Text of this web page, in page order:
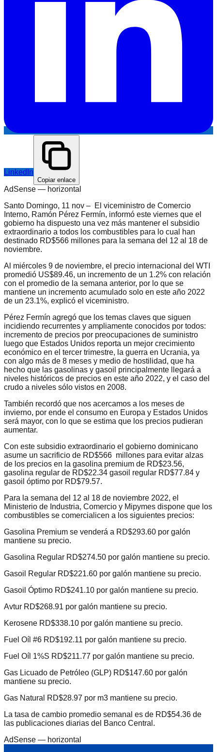
LinkedIn
Copiar enlace
AdSense — horizontal
Santo Domingo, 11 nov – El viceministro de Comercio
Interno, Ramón Pérez Fermín, informó este viernes que el
gobierno ha dispuesto una vez más mantener el subsidio
extraordinario a todos los combustibles para lo cual han
destinado RD$566 millones para la semana del 12 al 18 de
noviembre.
Al miércoles 9 de noviembre, el precio internacional del WTI
promedió US$89.46, un incremento de un 1.2% con relación
con el promedio de la semana anterior, por lo que se
mantiene un incremento acumulado solo en este año 2022
de un 23.1%, explicó el viceministro.
Pérez Fermín agregó que los temas claves que siguen
incidiendo recurrentes y ampliamente conocidos por todos:
incremento de precios por preocupaciones de suministro
luego que Estados Unidos reporta un mejor crecimiento
económico en el tercer trimestre, la guerra en Ucrania, ya
con algo más de 8 meses y medio de hostilidad, que ha
hecho que las gasolinas y gasoil principalmente llegará a
niveles históricos de precios en este año 2022, y el caso del
crudo a niveles sólo vistos en 2008.
También recordó que nos acercamos a los meses de
invierno, por ende el consumo en Europa y Estados Unidos
será mayor, con lo que se estima que los precios pudieran
aumentar.
Con este subsidio extraordinario el gobierno dominicano
asume un sacrificio de RD$566 millones para evitar alzas
de los precios en la gasolina premium de RD$23.56,
gasolina regular de RD$22.34 gasoil regular RD$77.84 y
gasoil óptimo por RD$79.57.
Para la semana del 12 al 18 de noviembre 2022, el
Ministerio de Industria, Comercio y Mipymes dispone que los
combustibles se comercialicen a los siguientes precios:
Gasolina Premium se venderá a RD$293.60 por galón
mantiene su precio.
Gasolina Regular RD$274.50 por galón mantiene su precio.
Gasoil Regular RD$221.60 por galón mantiene su precio.
Gasoil Óptimo RD$241.10 por galón mantiene su precio.
Avtur RD$268.91 por galón mantiene su precio.
Kerosene RD$338.10 por galón mantiene su precio.
Fuel Oíl #6 RD$192.11 por galón mantiene su precio.
Fuel Oíl 1%S RD$211.77 por galón mantiene su precio.
Gas Licuado de Petróleo (GLP) RD$147.60 por galón
mantiene su precio.
Gas Natural RD$28.97 por m3 mantiene su precio.
La tasa de cambio promedio semanal es de RD$54.36 de
las publicaciones diarias del Banco Central.
AdSense — horizontal